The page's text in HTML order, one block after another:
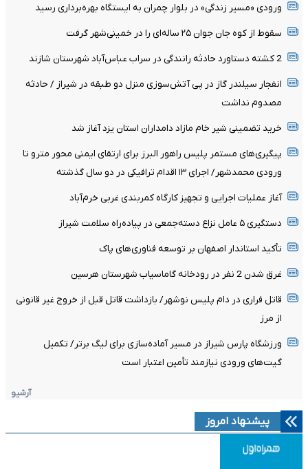
ورودی «مسیر زندگی» در بلوار چمران به ایستگاه بهره‌برداری رسید
سقوط از کوه جان جوان ۲۵ ساله‌ای را در خمینی‌شهر گرفت
2 کشته دستاورد حادثه رانندگی در سراب عباس‌آباد شهرستان شازند
انفجار سیلندر گاز در پی آتش‌سوزی منزل دو طبقه در شیراز / حادثه
مصدوم نداشت
خرید تضمینی شیر خام مازاد دامداران استان یزد آغاز شد
پیگیری‌های مستمر پلیس راهور البرز برای ارتقای ایمنی محور مترو تا
ورودی محمدشهر/ اجرای ۱۳ اقدام ترافیکی در دو سال گذشته
آغاز عملیات اجرایی و تجهیز کارگاه کمربندی غربی خرم‌آباد
دستگیری ۵ عامل نزاع دسته‌جمعی در پیاده‌راه سلامت شیراز
تأکید استاندار اصفهان بر توسعه فناوری‌های پاک
غرق شدن 2 نفر در رودخانه گاماسیاب شهرستان هرسین
قاتل فراری در دام پلیس نوشهر/ بازداشت قاتل قبل از خروج غیر قانونی
از مرز
ورزشگاه پارس شیراز در مسیر آماده‌سازی برای لیگ برتر/ تکمیل
گیت‌های ورودی نیازمند تأمین اعتبار است
آرشیو
پیشنهاد امروز